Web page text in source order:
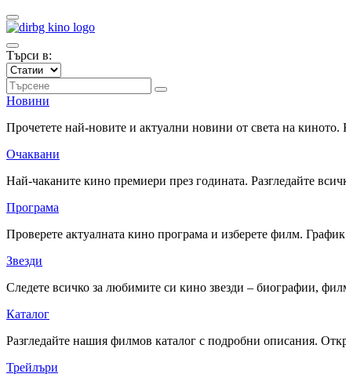
Търси в:
Новини
Прочетете най-новите и актуални новини от света на
Очаквани
Най-чаканите кино премиери през годината. Разгледайте
Програма
Проверете актуалната кино програма и изберете филм.
Звезди
Следете всичко за любимите си кино звезди – биографии,
Каталог
Разгледайте нашия филмов каталог с подробни описания.
Трейлъри